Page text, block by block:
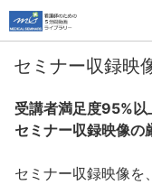
セミナー収録映
受講者満足度95%以
セミナー収録映像の
セミナー収録映像を